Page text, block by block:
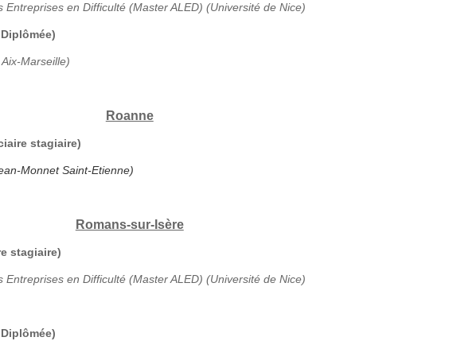
en Difficulté (Master ALED) (Université de Nice)
Marseille)
Roanne
stagiaire)
Monnet Saint-Etienne)
Romans-sur-Isère
stagiaire)
en Difficulté (Master ALED) (Université de Nice)